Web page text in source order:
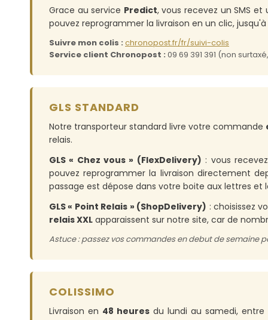
Grace au service Predict, vous recevez un SMS
pouvez reprogrammer la livraison en un clic,
Suivre mon colis : chronopost.fr/fr/suivi-colis
Service client Chronopost : 09 69 391 391 (non
GLS STANDARD
Notre transporteur standard livre votre commande
relais.
GLS « Chez vous » (FlexDelivery) : vous
pouvez reprogrammer la livraison directement
passage est dépose dans votre boite aux lettres et
GLS « Point Relais » (ShopDelivery) : choisissez
relais XXL apparaissent sur notre site, car de
Astuce : passez vos commandes en debut de semaine
COLISSIMO
Livraison en 48 heuresdu lundi au samedi, entre